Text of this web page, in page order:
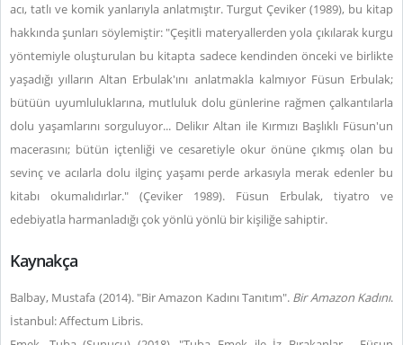
acı, tatlı ve komik yanlarıyla anlatmıştır. Turgut Çeviker (1989), bu kitap
hakkında şunları söylemiştir: "Çeşitli materyallerden yola çıkılarak kurgu
yöntemiyle oluşturulan bu kitapta sadece kendinden önceki ve birlikte
yaşadığı yılların Altan Erbulak'ını anlatmakla kalmıyor Füsun Erbulak;
bütüün uyumluluklarına, mutluluk dolu günlerine rağmen çalkantılarla
dolu yaşamlarını sorguluyor... Delikır Altan ile Kırmızı Başlıklı Füsun'un
macerasını; bütün içtenliği ve cesaretiyle okur önüne çıkmış olan bu
sevinç ve acılarla dolu ilginç yaşamı perde arkasıyla merak edenler bu
kitabı okumalıdırlar." (Çeviker 1989). Füsun Erbulak, tiyatro ve
edebiyatla harmanladığı çok yönlü yönlü bir kişiliğe sahiptir.
Kaynakça
Balbay, Mustafa (2014). "Bir Amazon Kadını Tanıtım". Bir Amazon Kadını.
İstanbul: Affectum Libris.